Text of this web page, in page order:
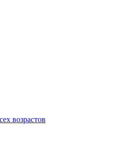
возрастов